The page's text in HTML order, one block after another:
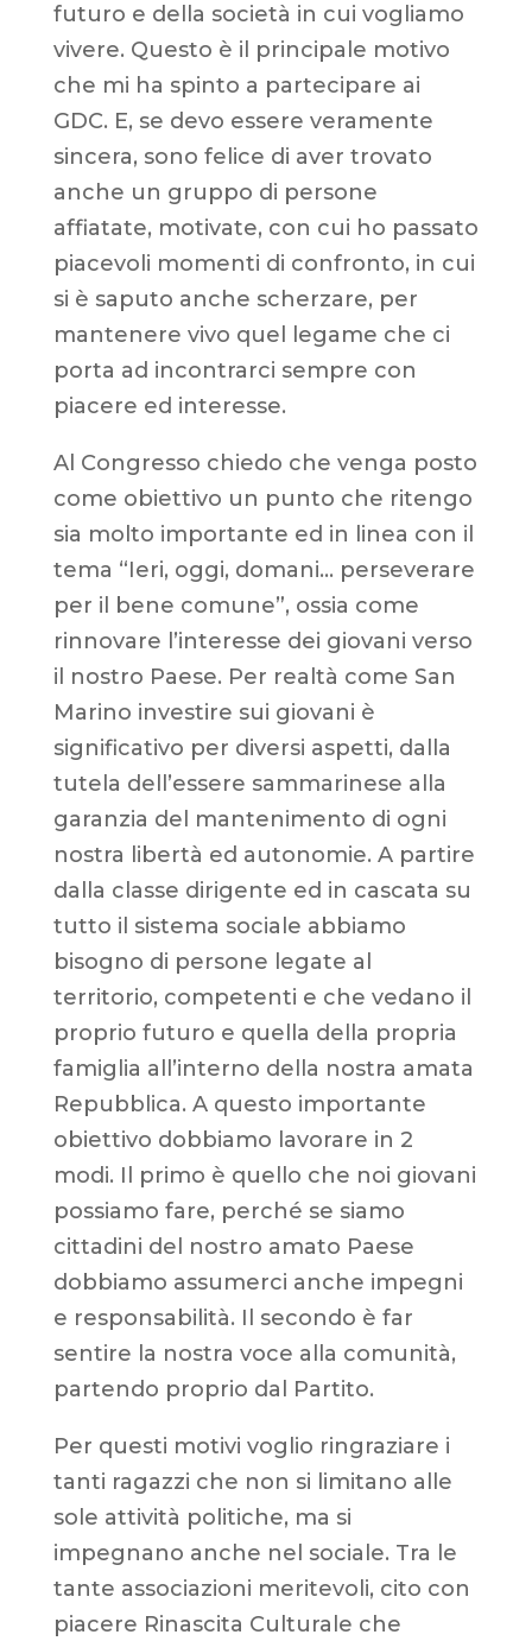
futuro e della società in cui vogliamo
vivere. Questo è il principale motivo
che mi ha spinto a partecipare ai
GDC. E, se devo essere veramente
sincera, sono felice di aver trovato
anche un gruppo di persone
affiatate, motivate, con cui ho passato
piacevoli momenti di confronto, in cui
si è saputo anche scherzare, per
mantenere vivo quel legame che ci
porta ad incontrarci sempre con
piacere ed interesse.
Al Congresso chiedo che venga posto
come obiettivo un punto che ritengo
sia molto importante ed in linea con il
tema “Ieri, oggi, domani… perseverare
per il bene comune”, ossia come
rinnovare l’interesse dei giovani verso
il nostro Paese. Per realtà come San
Marino investire sui giovani è
significativo per diversi aspetti, dalla
tutela dell’essere sammarinese alla
garanzia del mantenimento di ogni
nostra libertà ed autonomie. A partire
dalla classe dirigente ed in cascata su
tutto il sistema sociale abbiamo
bisogno di persone legate al
territorio, competenti e che vedano il
proprio futuro e quella della propria
famiglia all’interno della nostra amata
Repubblica. A questo importante
obiettivo dobbiamo lavorare in 2
modi. Il primo è quello che noi giovani
possiamo fare, perché se siamo
cittadini del nostro amato Paese
dobbiamo assumerci anche impegni
e responsabilità. Il secondo è far
sentire la nostra voce alla comunità,
partendo proprio dal Partito.
Per questi motivi voglio ringraziare i
tanti ragazzi che non si limitano alle
sole attività politiche, ma si
impegnano anche nel sociale. Tra le
tante associazioni meritevoli, cito con
piacere Rinascita Culturale che